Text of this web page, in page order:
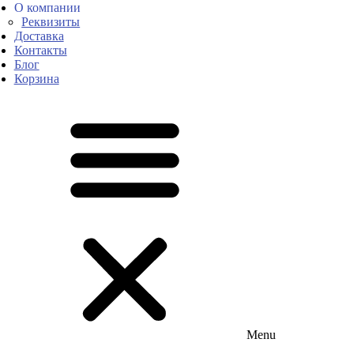
О компании
Реквизиты
Доставка
Контакты
Блог
Корзина
Menu